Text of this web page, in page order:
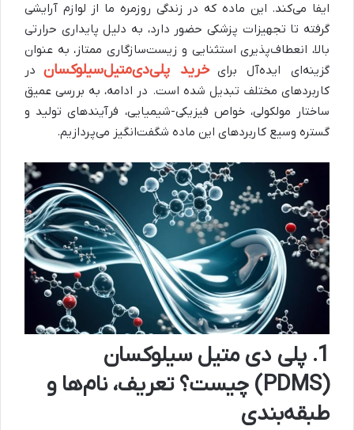
ایفا می‌کند. این ماده که در زندگی روزمره ما از لوازم آرایشی
گرفته تا تجهیزات پزشکی حضور دارد، به دلیل پایداری حرارتی
بالا، انعطاف‌پذیری استثنایی و زیست‌سازگاری ممتاز، به عنوان
گزینه‌ای ایده‌آل برایخرید پلی‌دی‌متیل‌سیلوکسان در
کاربردهای مختلف تبدیل شده است. در ادامه، به بررسی عمیق
ساختار مولکولی، خواص فیزیکی-شیمیایی، فرآیندهای تولید و
گستره وسیع کاربردهای این ماده شگفت‌انگیز می‌پردازیم.
1. پلی دی متیل سیلوکسان
(PDMS) چیست؟ تعریف، نام‌ها و
طبقه‌بندی